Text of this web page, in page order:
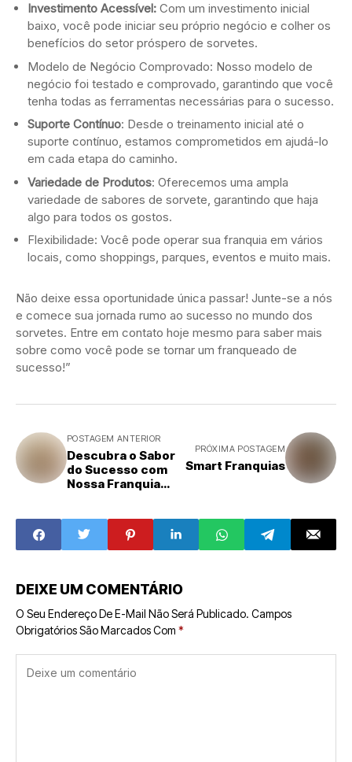
Investimento Acessível: Com um investimento inicial
baixo, você pode iniciar seu próprio negócio e colher os
benefícios do setor próspero de sorvetes.
Modelo de Negócio Comprovado: Nosso modelo de
negócio foi testado e comprovado, garantindo que você
tenha todas as ferramentas necessárias para o sucesso.
Suporte Contínuo: Desde o treinamento inicial até o
suporte contínuo, estamos comprometidos em ajudá-lo
em cada etapa do caminho.
Variedade de Produtos: Oferecemos uma ampla
variedade de sabores de sorvete, garantindo que haja
algo para todos os gostos.
Flexibilidade: Você pode operar sua franquia em vários
locais, como shoppings, parques, eventos e muito mais.
Não deixe essa oportunidade única passar! Junte-se a nós
e comece sua jornada rumo ao sucesso no mundo dos
sorvetes. Entre em contato hoje mesmo para saber mais
sobre como você pode se tornar um franqueado de
sucesso!”
POSTAGEM ANTERIOR
Descubra o Sabor
do Sucesso com
Nossa Franquia
PRÓXIMA POSTAGEM
Smart Franquias
DEIXE UM COMENTÁRIO
O Seu Endereço De E-Mail Não Será Publicado. Campos
Obrigatórios São Marcados Com *